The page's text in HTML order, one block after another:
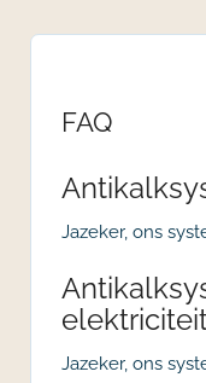
FAQ
Jazeker, ons
Jazeker, ons